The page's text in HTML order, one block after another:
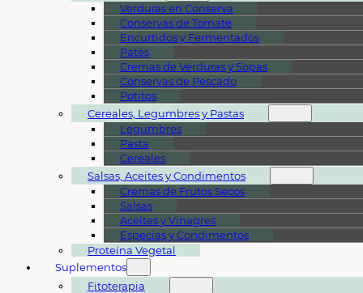
Verduras en Conserva
Conservas de Tomate
Encurtidos y Fermentados
Patés
Cremas de Verduras y Sopas
Conservas de Pescado
Potitos
Cereales, Legumbres y Pastas
Legumbres
Pasta
Cereales
Salsas, Aceites y Condimentos
Cremas de Frutos Secos
Salsas
Aceites y Vinagres
Especias y Condimentos
Proteína Vegetal
Suplementos
Fitoterapia